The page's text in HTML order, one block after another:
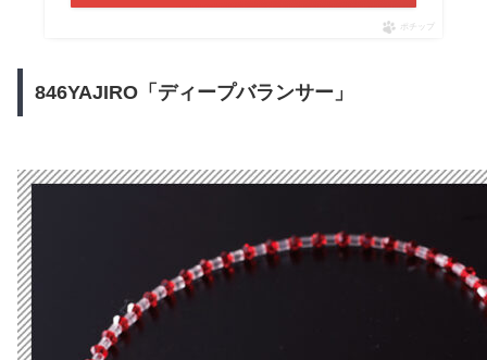
ポチップ
846YAJIRO「ディープバランサー」